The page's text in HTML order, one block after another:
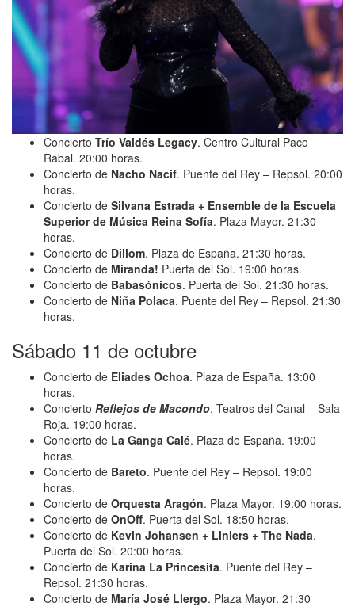
Concierto Trío Valdés Legacy. Centro Cultural Paco
Rabal. 20:00 horas.
Concierto de Nacho Nacif. Puente del Rey – Repsol. 20:00
horas.
Concierto de Silvana Estrada + Ensemble de la Escuela
Superior de Música Reina Sofía. Plaza Mayor. 21:30
horas.
Concierto de Dillom. Plaza de España. 21:30 horas.
Concierto de Miranda! Puerta del Sol. 19:00 horas.
Concierto de Babasónicos. Puerta del Sol. 21:30 horas.
Concierto de Niña Polaca. Puente del Rey – Repsol. 21:30
horas.
Sábado 11 de octubre
Concierto de Eliades Ochoa. Plaza de España. 13:00
horas.
Concierto Reflejos de Macondo. Teatros del Canal – Sala
Roja. 19:00 horas.
Concierto de La Ganga Calé. Plaza de España. 19:00
horas.
Concierto de Bareto. Puente del Rey – Repsol. 19:00
horas.
Concierto de Orquesta Aragón. Plaza Mayor. 19:00 horas.
Concierto de OnOff. Puerta del Sol. 18:50 horas.
Concierto de Kevin Johansen + Liniers + The Nada.
Puerta del Sol. 20:00 horas.
Concierto de Karina La Princesita. Puente del Rey –
Repsol. 21:30 horas.
Concierto de María José Llergo. Plaza Mayor. 21:30